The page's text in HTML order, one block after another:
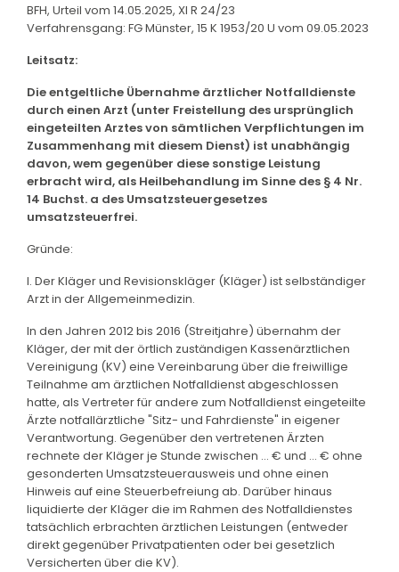
BFH, Urteil vom 14.05.2025, XI R 24/23
Verfahrensgang: FG Münster, 15 K 1953/20 U vom 09.05.2023
Leitsatz:
Die entgeltliche Übernahme ärztlicher Notfalldienste
durch einen Arzt (unter Freistellung des ursprünglich
eingeteilten Arztes von sämtlichen Verpflichtungen im
Zusammenhang mit diesem Dienst) ist unabhängig
davon, wem gegenüber diese sonstige Leistung
erbracht wird, als Heilbehandlung im Sinne des § 4 Nr.
14 Buchst. a des Umsatzsteuergesetzes
umsatzsteuerfrei.
Gründe:
I. Der Kläger und Revisionskläger (Kläger) ist selbständiger
Arzt in der Allgemeinmedizin.
In den Jahren 2012 bis 2016 (Streitjahre) übernahm der
Kläger, der mit der örtlich zuständigen Kassenärztlichen
Vereinigung (KV) eine Vereinbarung über die freiwillige
Teilnahme am ärztlichen Notfalldienst abgeschlossen
hatte, als Vertreter für andere zum Notfalldienst eingeteilte
Ärzte notfallärztliche "Sitz- und Fahrdienste" in eigener
Verantwortung. Gegenüber den vertretenen Ärzten
rechnete der Kläger je Stunde zwischen ... € und ... € ohne
gesonderten Umsatzsteuerausweis und ohne einen
Hinweis auf eine Steuerbefreiung ab. Darüber hinaus
liquidierte der Kläger die im Rahmen des Notfalldienstes
tatsächlich erbrachten ärztlichen Leistungen (entweder
direkt gegenüber Privatpatienten oder bei gesetzlich
Versicherten über die KV).